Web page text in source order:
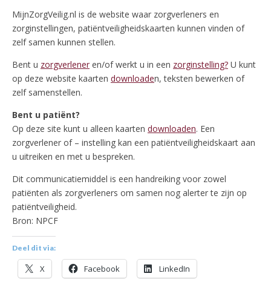
MijnZorgVeilig.nl is de website waar zorgverleners en
zorginstellingen, patiëntveiligheidskaarten kunnen vinden of
zelf samen kunnen stellen.
Bent u zorgverlener en/of werkt u in een zorginstelling? U kunt
op deze website kaarten downloaden, teksten bewerken of
zelf samenstellen.
Bent u patiënt?
Op deze site kunt u alleen kaarten downloaden. Een
zorgverlener of – instelling kan een patiëntveiligheidskaart aan
u uitreiken en met u bespreken.
Dit communicatiemiddel is een handreiking voor zowel
patiënten als zorgverleners om samen nog alerter te zijn op
patiëntveiligheid.
Bron: NPCF
Deel dit via:
X Facebook LinkedIn